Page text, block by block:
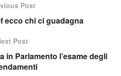
Post
ecco chi ci guadagna
Post
in Parlamento l’esame degli